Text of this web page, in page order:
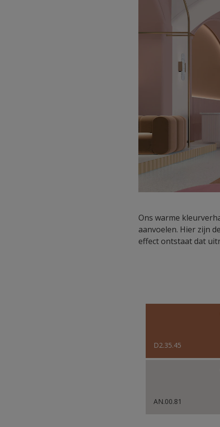
Ons warme
aanvoelen. Hier zijn
effect ontstaat dat
D2.35.45
AN.00.81